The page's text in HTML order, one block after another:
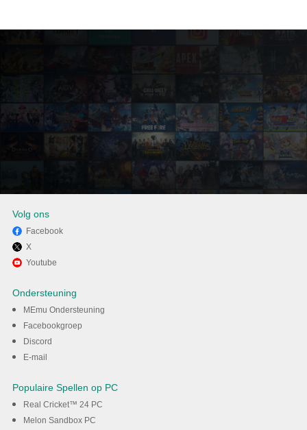
Geniet van het spelen van
Good Pizza, Great Pizza op PC
Volg ons
Facebook
X
Youtube
Ondersteuning
MEmu Ondersteuning
Facebookgroep
Discord
E-mail
Populaire Spellen op PC
Real Cricket™ 24 PC
Melon Sandbox PC